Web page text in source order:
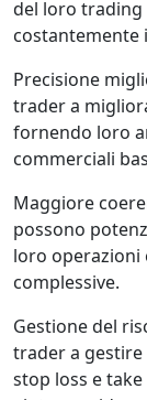
del loro
costantemente
Precisione
trader a
fornendo loro
commerciali
Maggiore
possono
loro operazioni
complessive.
Gestione del
trader a
stop loss e